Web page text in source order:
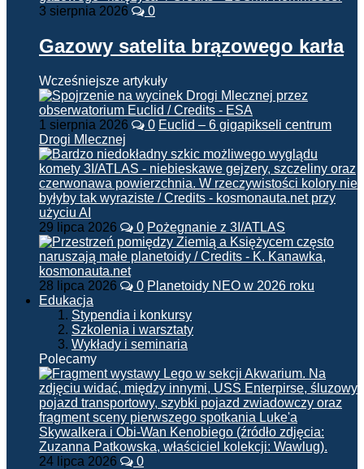
3 sierpnia 2026 0
Gazowy satelita brązowego karła
Wcześniejsze artykuły
1 sierpnia 2026 0 Euclid – 6 gigapikseli centrum
Drogi Mlecznej
29 lipca 2026 0 Pożegnanie z 3I/ATLAS
28 lipca 2026 0 Planetoidy NEO w 2026 roku
Edukacja
Stypendia i konkursy
Szkolenia i warsztaty
Wykłady i seminaria
Polecamy
24 lipca 2026 0